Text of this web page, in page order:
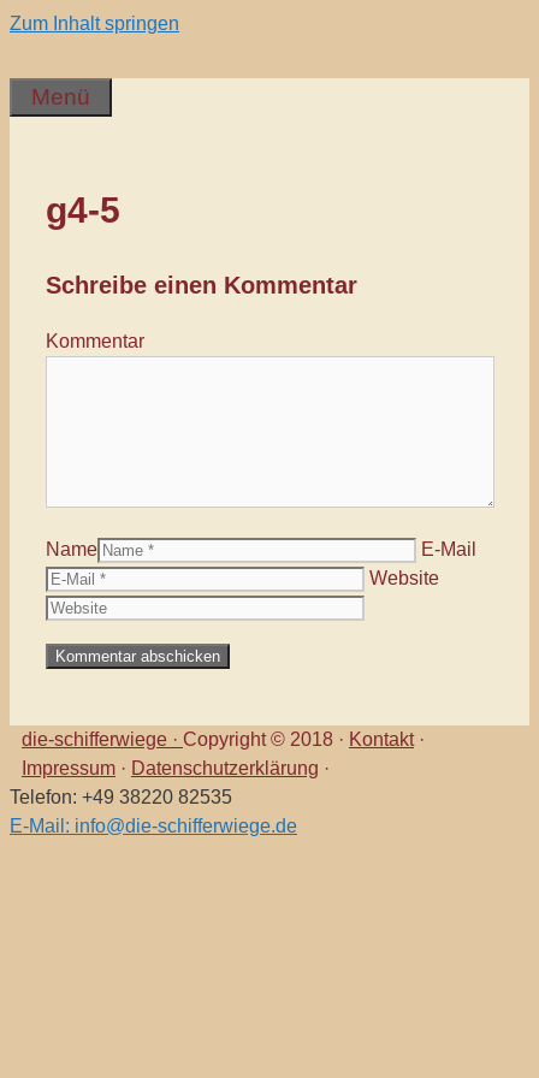
Zum Inhalt springen
Menü
g4-5
Schreibe einen Kommentar
Kommentar
Name
E-Mail
Website
die-schifferwiege · Copyright © 2018 · Kontakt·
Impressum · Datenschutzerklärung ·
Telefon: +49 38220 82535
E-Mail: info@die-schifferwiege.de